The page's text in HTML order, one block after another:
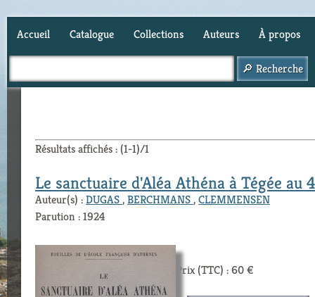
Accueil Catalogue Collections Auteurs À propos
Résultats affichés : (1-1)/1
Le sanctuaire d'Aléa Athéna à Tégée au
Auteur(s) :DUGAS,BERCHMANS,CLEMMENSEN
Parution : 1924
Prix (TTC) : 60 €